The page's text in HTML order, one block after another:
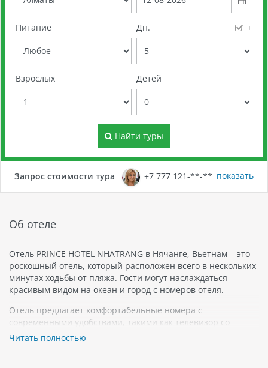
Питание Дн. ±
Взрослых Детей
Найти туры
Запрос стоимости тура +7 777 121-**-** показать
Об отеле
Отель PRINCE HOTEL NHATRANG в Нячанге, Вьетнам – это
роскошный отель, который расположен всего в нескольких
минутах ходьбы от пляжа. Гости могут наслаждаться
красивым видом на океан и город с номеров отеля.
Отель предлагает комфортабельные номера с
современными удобствами, такими как телевизор со
спутниковыми каналами, кондиционер и бесплатный Wi-Fi.
Также есть отдельные балконы в некоторых номерах. Гости
Читать полностью